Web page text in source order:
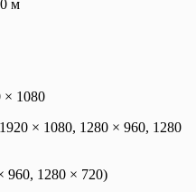
м
× 1080
× 1080, 1280 × 960, 1280
960, 1280 × 720)